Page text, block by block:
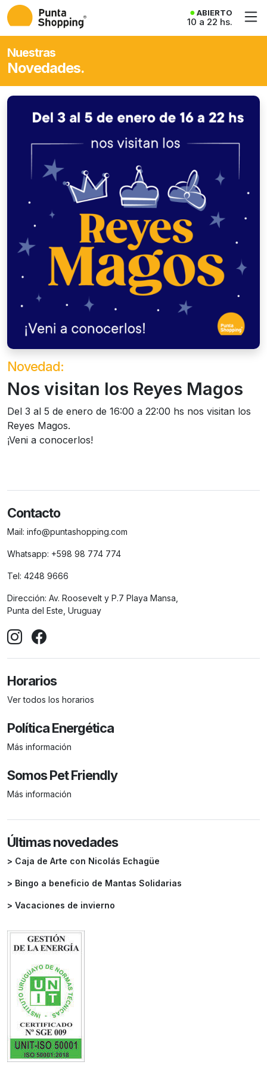
ABIERTO
10 a 22 hs.
Nuestras
Novedades.
Novedad:
Nos visitan los Reyes Magos
Del 3 al 5 de enero de 16:00 a 22:00 hs nos visitan los
Reyes Magos.
¡Veni a conocerlos!
Contacto
Mail: info@puntashopping.com
Whatsapp: +598 98 774 774
Tel: 4248 9666
Dirección: Av. Roosevelt y P.7 Playa Mansa,
Punta del Este, Uruguay
Horarios
Ver todos los horarios
Política Energética
Más información
Somos Pet Friendly
Más información
Últimas novedades
> Caja de Arte con Nicolás Echagüe
> Bingo a beneficio de Mantas Solidarias
> Vacaciones de invierno